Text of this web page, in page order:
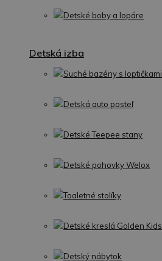
Detské boby a lopáre
Detská izba
Suché bazény s loptičkami
Detská auto posteľ
Detské Teepee stany
Detské pohovky Welox
Toaletné stolíky
Detské kreslá Golden Kids
Detský nábytok